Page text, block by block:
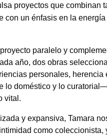
proyectos que combinan
con un énfasis en la
paralelo y
año, dos obras
personales,
lo doméstico y lo
vital.
y expansiva, Tamara
como coleccionista,